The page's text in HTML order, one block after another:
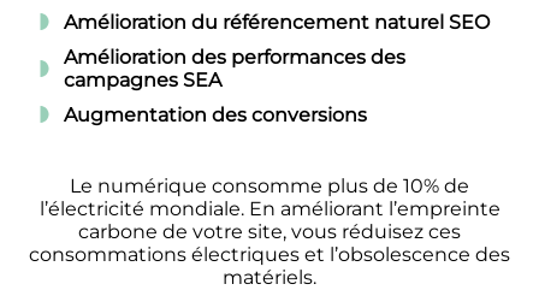
Amélioration du référencement naturel SEO
Amélioration des performances des
campagnes SEA
Augmentation des conversions
Le numérique consomme plus de 10% de
l’électricité mondiale. En améliorant l’empreinte
carbone de votre site, vous réduisez ces
consommations électriques et l’obsolescence des
matériels.